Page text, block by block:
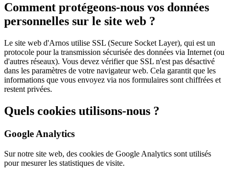
Comment protégeons-nous vos données
personnelles sur le site web ?
Le site web d'Arnos utilise SSL (Secure Socket Layer), qui est un
protocole pour la transmission sécurisée des données via Internet (ou
d'autres réseaux). Vous devez vérifier que SSL n'est pas désactivé
dans les paramètres de votre navigateur web. Cela garantit que les
informations que vous envoyez via nos formulaires sont chiffrées et
restent privées.
Quels cookies utilisons-nous ?
Google Analytics
Sur notre site web, des cookies de Google Analytics sont utilisés
pour mesurer les statistiques de visite.